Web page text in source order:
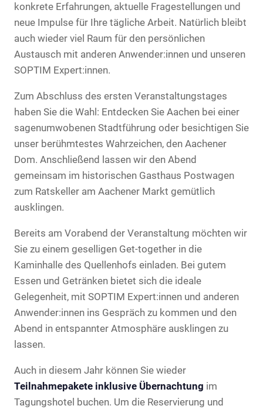
konkrete Erfahrungen, aktuelle Fragestellungen und
neue Impulse für Ihre tägliche Arbeit. Natürlich bleibt
auch wieder viel Raum für den persönlichen
Austausch mit anderen Anwender:innen und unseren
SOPTIM Expert:innen.
Zum Abschluss des ersten Veranstaltungstages
haben Sie die Wahl: Entdecken Sie Aachen bei einer
sagenumwobenen Stadtführung oder besichtigen Sie
unser berühmtestes Wahrzeichen, den Aachener
Dom. Anschließend lassen wir den Abend
gemeinsam im historischen Gasthaus Postwagen
zum Ratskeller am Aachener Markt gemütlich
ausklingen.
Bereits am Vorabend der Veranstaltung möchten wir
Sie zu einem geselligen Get-together in die
Kaminhalle des Quellenhofs einladen. Bei gutem
Essen und Getränken bietet sich die ideale
Gelegenheit, mit SOPTIM Expert:innen und anderen
Anwender:innen ins Gespräch zu kommen und den
Abend in entspannter Atmosphäre ausklingen zu
lassen.
Auch in diesem Jahr können Sie wieder
Teilnahmepakete inklusive Übernachtung im
Tagungshotel buchen. Um die Reservierung und